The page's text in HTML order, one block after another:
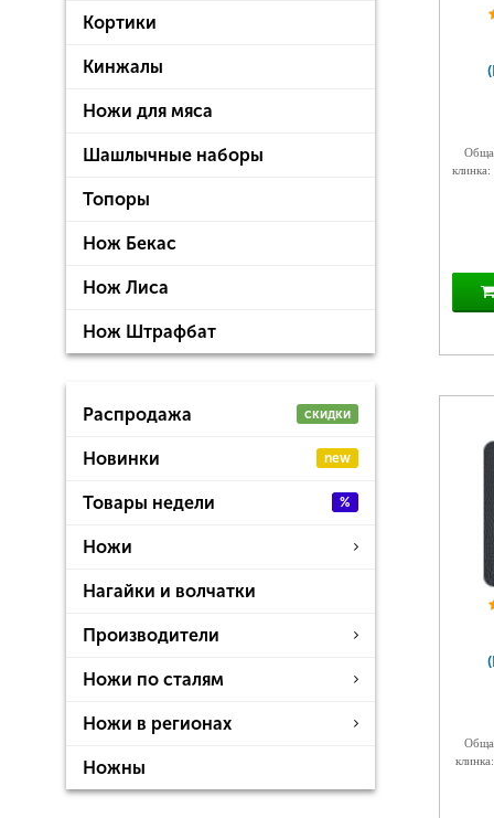
Кортики
Кинжалы
Ножи для мяса
Шашлычные наборы
Топоры
Нож Бекас
Нож Лиса
Нож Штрафбат
Распродажа скидки
Новинки new
Товары недели %
Ножи
Нагайки и волчатки
Производители
Ножи по сталям
Ножи в регионах
Ножны